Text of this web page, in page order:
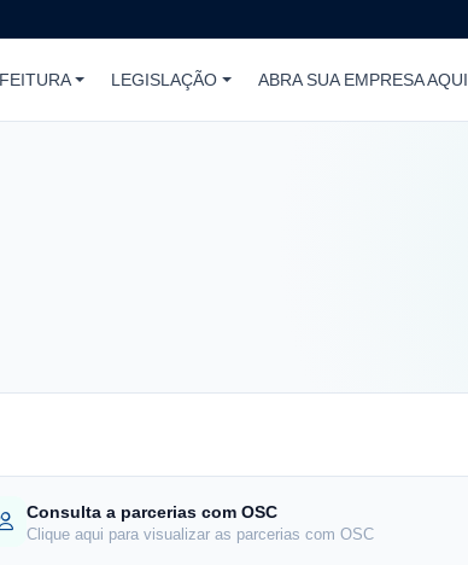
LEGISLAÇÃO ABRA SUA EMPRESA AQUI
Consulta a parcerias com OSC
Clique aqui para visualizar as parcerias com OSC